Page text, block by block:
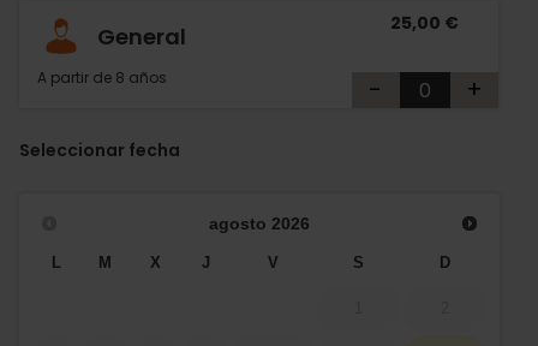
General
A partir de 8 años
25,00 €
- +
Seleccionar fecha
agosto 2026
M X J V S D